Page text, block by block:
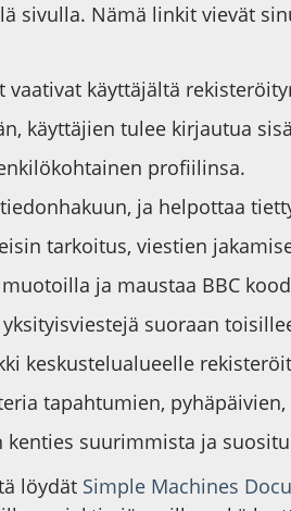
sivulla. Nämä linkit vievät
käyttäjältä
käyttäjien tulee kirjautua
profiilinsa.
ja helpottaa
tarkoitus, viestien
ja maustaa BBC
suoraan
keskustelualueelle
tapahtumien,
kenties suurimmista ja
löydät Simple Machines